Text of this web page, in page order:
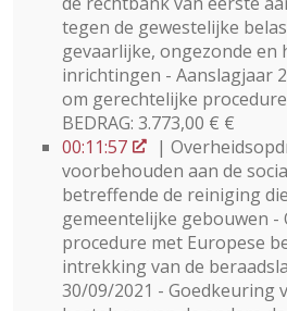
tegen de gewestelijke
gevaarlijke, ongezonde en
inrichtingen - Aanslagjaar
om gerechtelijke
BEDRAG: 3.773,00 € €
00:11:57
|
voorbehouden aan de
betreffende de reiniging
gemeentelijke gebouwen -
procedure met Europese
intrekking van de
30/09/2021 - Goedkeuring